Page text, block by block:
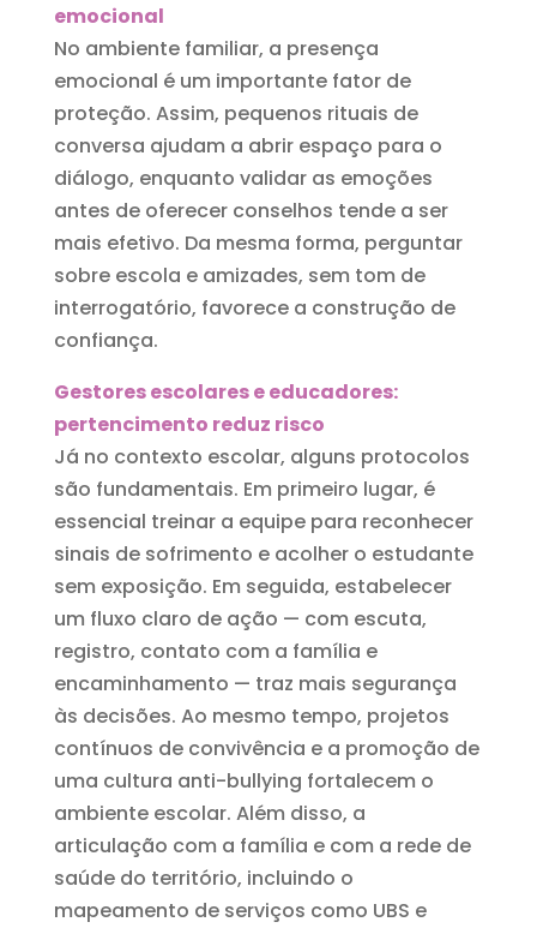
emocional
No ambiente familiar, a presença
emocional é um importante fator de
proteção. Assim, pequenos rituais de
conversa ajudam a abrir espaço para o
diálogo, enquanto validar as emoções
antes de oferecer conselhos tende a ser
mais efetivo. Da mesma forma, perguntar
sobre escola e amizades, sem tom de
interrogatório, favorece a construção de
confiança.
Gestores escolares e educadores:
pertencimento reduz risco
Já no contexto escolar, alguns protocolos
são fundamentais. Em primeiro lugar, é
essencial treinar a equipe para reconhecer
sinais de sofrimento e acolher o estudante
sem exposição. Em seguida, estabelecer
um fluxo claro de ação — com escuta,
registro, contato com a família e
encaminhamento — traz mais segurança
às decisões. Ao mesmo tempo, projetos
contínuos de convivência e a promoção de
uma cultura anti-bullying fortalecem o
ambiente escolar. Além disso, a
articulação com a família e com a rede de
saúde do território, incluindo o
mapeamento de serviços como UBS e